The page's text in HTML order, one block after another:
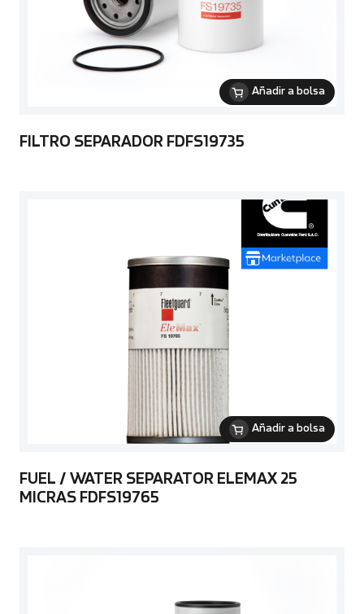
Añadir a bolsa
FILTRO SEPARADOR FDFS19735
Añadir a bolsa
FUEL / WATER SEPARATOR ELEMAX 25
MICRAS FDFS19765